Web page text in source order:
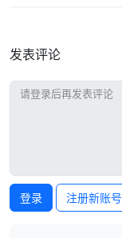
发表评论
登录 注册新账号